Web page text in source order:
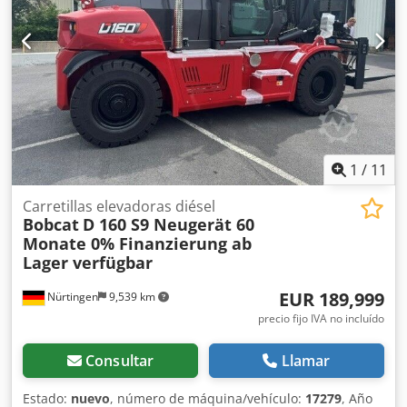
1 / 11
Nürtingen 9,539 km
Carretillas elevadoras diésel
Bobcat D 160 S9 Neugerät 60
Monate 0% Finanzierung ab
Lager verfügbar
EUR 189,999
precio fijo IVA no incluído
Consultar Llamar
Estado: nuevo, número de máquina/vehículo: 17279, Año